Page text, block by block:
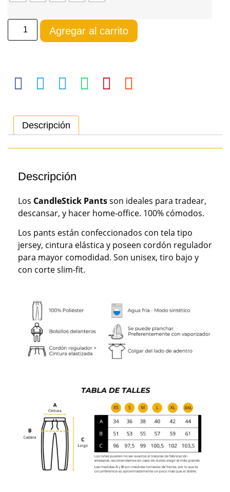
Agregar al carrito
Descripción
Descripción
Los CandleStick Pantsson ideales para tradear,
descansar, y hacer home-office. 100% cómodos.
Los pants están confeccionados con tela tipo
jersey, cintura elástica y poseen cordón regulador
para mayor comodidad. Son unisex, tiro bajo y
con corte slim-fit.